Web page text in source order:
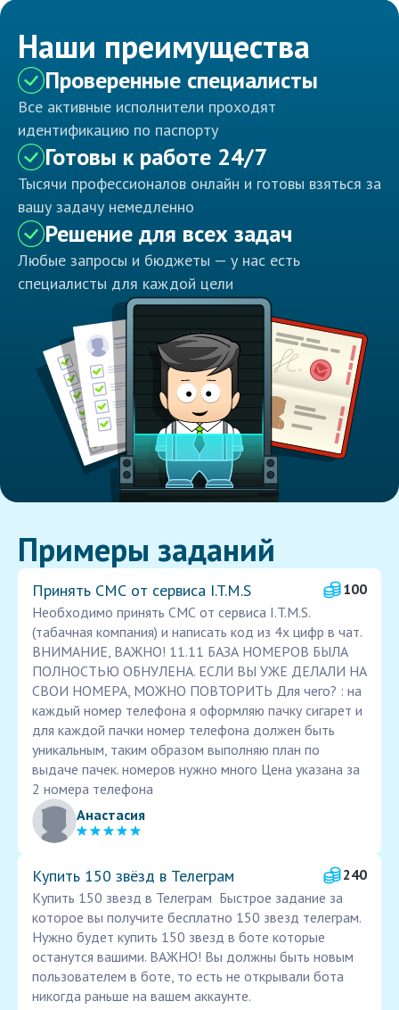
Наши преимущества
Проверенные специалисты
Все активные исполнители проходят
идентификацию по паспорту
Готовы к работе 24/7
Тысячи профессионалов онлайн и готовы взяться за
вашу задачу немедленно
Решение для всех задач
Любые запросы и бюджеты — у нас есть
специалисты для каждой цели
Примеры заданий
Принять СМС от сервиса I.T.M.S
100
Необходимо принять СМС от сервиса I.T.M.S.
(табачная компания) и написать код из 4х цифр в чат.
ВНИМАНИЕ, ВАЖНО! 11.11 БАЗА НОМЕРОВ БЫЛА
ПОЛНОСТЬЮ ОБНУЛЕНА. ЕСЛИ ВЫ УЖЕ ДЕЛАЛИ НА
СВОИ НОМЕРА, МОЖНО ПОВТОРИТЬ Для чего? : на
каждый номер телефона я оформляю пачку сигарет и
для каждой пачки номер телефона должен быть
уникальным, таким образом выполняю план по
выдаче пачек. номеров нужно много Цена указана за
2 номера телефона
Анастасия
Купить 150 звёзд в Телеграм
240
Купить 150 звезд в Телеграм Быстрое задание за
которое вы получите бесплатно 150 звезд телеграм.
Нужно будет купить 150 звезд в боте которые
останутся вашими. ВАЖНО! Вы должны быть новым
пользователем в боте, то есть не открывали бота
никогда раньше на вашем аккаунте.